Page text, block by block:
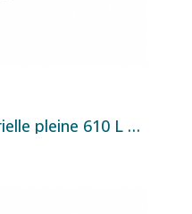
Caisse-palette industrielle pleine 610 L 1200x1000x760 mm - Version 4 pieds